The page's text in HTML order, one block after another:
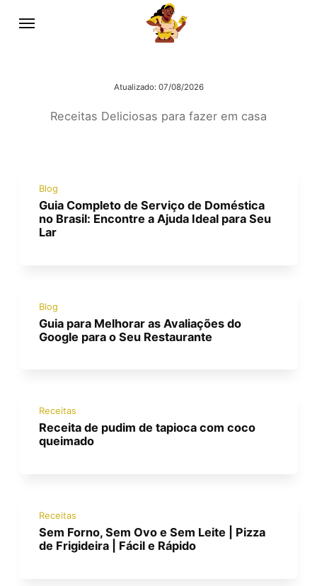
Atualizado: 07/08/2026
Receitas Deliciosas para fazer em casa
Blog
Guia Completo de Serviço de Doméstica
no Brasil: Encontre a Ajuda Ideal para Seu
Lar
Blog
Guia para Melhorar as Avaliações do
Google para o Seu Restaurante
Receitas
Receita de pudim de tapioca com coco
queimado
Receitas
Sem Forno, Sem Ovo e Sem Leite | Pizza
de Frigideira | Fácil e Rápido